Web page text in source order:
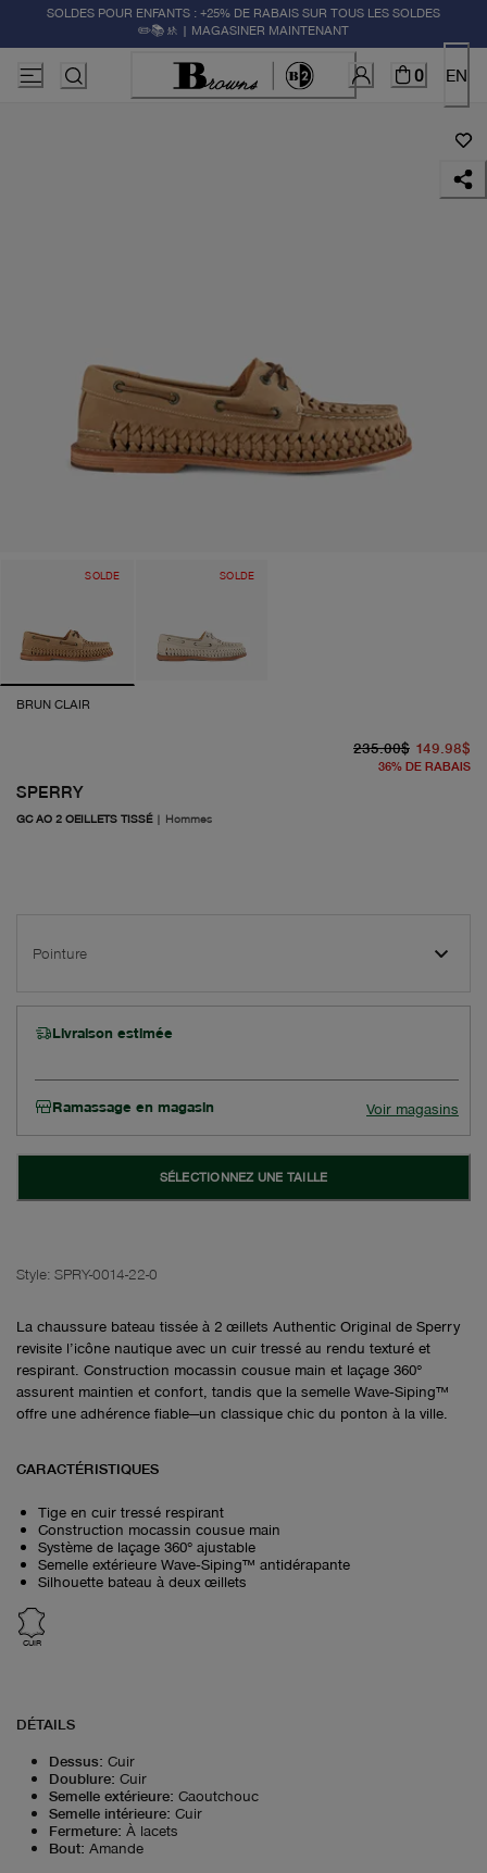
SOLDES POUR ENFANTS : +25% DE RABAIS SUR TOUS LES SOLDES
✏️📚🚸 | MAGASINER MAINTENANT
0 EN
SOLDE SOLDE
BRUN CLAIR
SPERRY
GC AO 2 OEILLETS TISSÉ| Hommes
235.00$ 149.98$
36% DE RABAIS
Pointure
Livraison estimée
Ramassage en magasin Voir magasins
SÉLECTIONNEZ UNE TAILLE
Style: SPRY-0014-22-0
La chaussure bateau tissée à 2 œillets Authentic Original de Sperry
revisite l’icône nautique avec un cuir tressé au rendu texturé et
respirant. Construction mocassin cousue main et laçage 360°
assurent maintien et confort, tandis que la semelle Wave‑Siping™
offre une adhérence fiable—un classique chic du ponton à la ville.
CARACTÉRISTIQUES
Tige en cuir tressé respirant
Construction mocassin cousue main
Système de laçage 360° ajustable
Semelle extérieure Wave‑Siping™ antidérapante
Silhouette bateau à deux œillets
CUIR
DÉTAILS
Dessus: Cuir
Doublure: Cuir
Semelle extérieure: Caoutchouc
Semelle intérieure: Cuir
Fermeture: À lacets
Bout: Amande